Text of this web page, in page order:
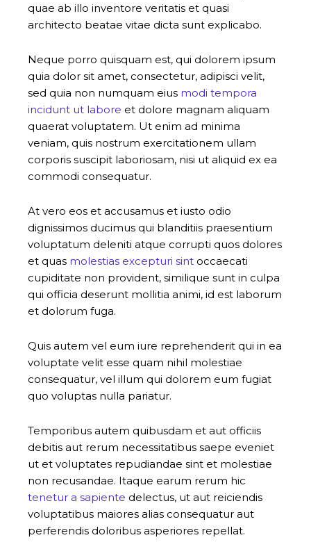
quae ab illo inventore veritatis et quasi
architecto beatae vitae dicta sunt explicabo.
Neque porro quisquam est, qui dolorem ipsum
quia dolor sit amet, consectetur, adipisci velit,
sed quia non numquam eius modi tempora
incidunt ut labore et dolore magnam aliquam
quaerat voluptatem. Ut enim ad minima
veniam, quis nostrum exercitationem ullam
corporis suscipit laboriosam, nisi ut aliquid ex ea
commodi consequatur.
At vero eos et accusamus et iusto odio
dignissimos ducimus qui blanditiis praesentium
voluptatum deleniti atque corrupti quos dolores
et quas molestias excepturi sint occaecati
cupiditate non provident, similique sunt in culpa
qui officia deserunt mollitia animi, id est laborum
et dolorum fuga.
Quis autem vel eum iure reprehenderit qui in ea
voluptate velit esse quam nihil molestiae
consequatur, vel illum qui dolorem eum fugiat
quo voluptas nulla pariatur.
Temporibus autem quibusdam et aut officiis
debitis aut rerum necessitatibus saepe eveniet
ut et voluptates repudiandae sint et molestiae
non recusandae. Itaque earum rerum hic
tenetur a sapiente delectus, ut aut reiciendis
voluptatibus maiores alias consequatur aut
perferendis doloribus asperiores repellat.